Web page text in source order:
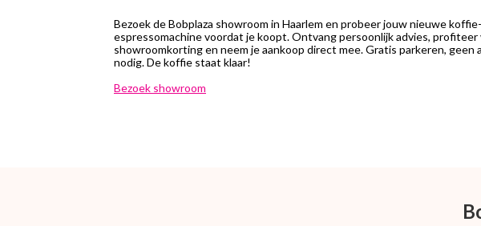
Bezoek de Bobplaza showroom in Haarlem en probeer jouw nieuwe
espressomachine voordat je koopt. Ontvang persoonlijk advies, profiteer
showroomkorting en neem je aankoop direct mee. Gratis parkeren, geen
nodig. De koffie staat klaar!
Bezoek showroom